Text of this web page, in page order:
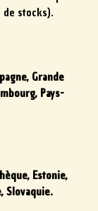
stocks).
Grande
Pays-
Estonie,
Slovaquie.